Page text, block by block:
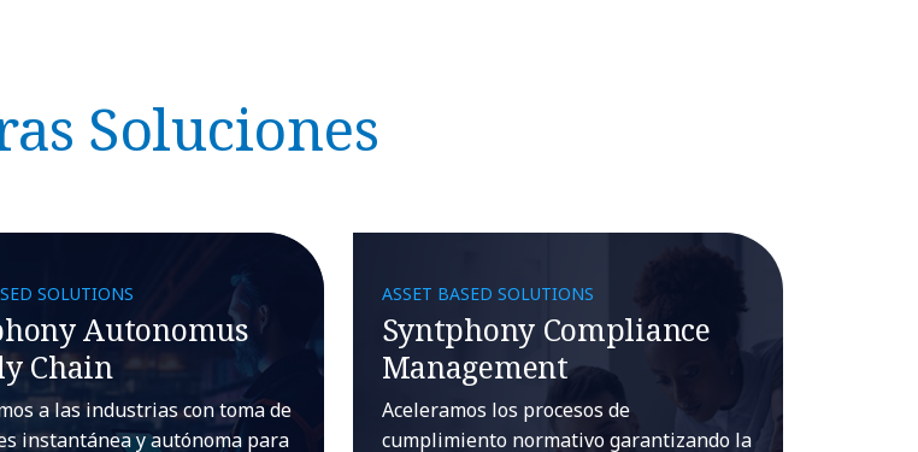
Soluciones
SOLUTIONS
Autonomus
Chain
a las industrias con toma de
instantánea y autónoma para
ASSET BASED SOLUTIONS
Syntphony Compliance
Management
Aceleramos los procesos de
cumplimiento normativo garantizando la